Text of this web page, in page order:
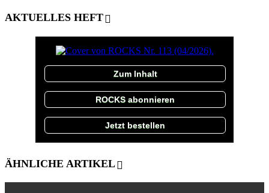
AKTUELLES HEFT
Zum Inhalt
ROCKS abonnieren
Jetzt bestellen
ÄHNLICHE ARTIKEL